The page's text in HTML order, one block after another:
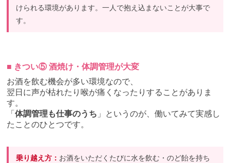
けられる環境があります。一人で抱え込まないことが大事で
す。
■ きつい⑤ 酒焼け・体調管理が大変
お酒を飲む機会が多い環境なので、
翌日に声が枯れたり喉が痛くなったりすることがありま
す。
「体調管理も仕事のうち 」というのが、働いてみて実感し
たことのひとつです。
乗り越え方： お酒をいただくたびに水を飲む・のど飴を持ち